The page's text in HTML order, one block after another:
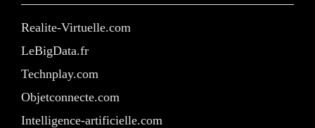
Realite-Virtuelle.com
LeBigData.fr
Technplay.com
Objetconnecte.com
Intelligence-artificielle.com